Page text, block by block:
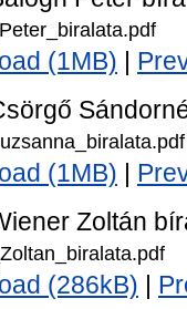
(1MB)
(1MB)
Zoltán
(286kB)